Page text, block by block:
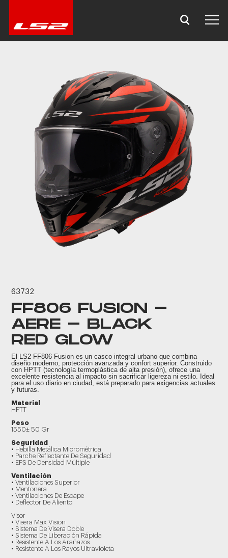
63732
FF806 FUSION -
AERE - BLACK
RED GLOW
El LS2 FF806 Fusion es un casco integral urbano que combina
diseño moderno, protección avanzada y confort superior. Construido
con HPTT (tecnología termoplástica de alta presión), ofrece una
excelente resistencia al impacto sin sacrificar ligereza ni estilo. Ideal
para el uso diario en ciudad, está preparado para exigencias actuales
y futuras.
Material
HPTT
Peso
1550± 50 Gr
Seguridad
• Hebilla Metálica Micrométrica
• Parche Reflectante De Seguridad
• EPS De Densidad Múltiple
Ventilación
• Ventilaciones Superior
• Mentonera
• Ventilaciones De Escape
• Deflector De Aliento
Visor
• Visera Max Vision
• Sistema De Visera Doble
• Sistema De Liberación Rápida
• Resistente A Los Arañazos
• Resistente A Los Rayos Ultravioleta